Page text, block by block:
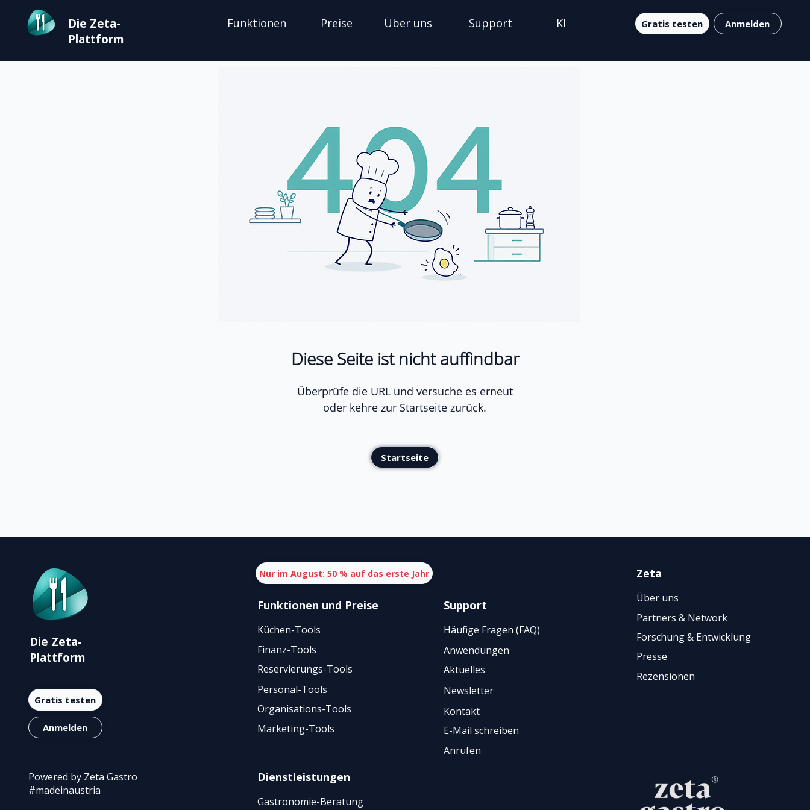
Die Zeta-
Plattform
Funktionen Preise Über uns Support KI Gratis testen Anmelden
Diese Seite ist nicht auffindbar
Überprüfe die URL und versuche es erneut
oder kehre zur Startseite zurück.
Startseite
Die Zeta-
Plattform
Gratis testen
Anmelden
Powered by Zeta Gastro
#madeinaustria
Nur im August: 50 % auf das erste Jahr
Funktionen und Preise
Küchen-Tools
Support
Häufige Fragen (FAQ)
Finanz-Tools
Reservierungs-Tools
Personal-Tools
Organisations-Tools
Marketing-Tools
Aktuelles
Newsletter
Kontakt
E-Mail schreiben
Anrufen
Dienstleistungen
Gastronomie-Beratung
Zeta
Über uns
Partners & Network
Forschung & Entwicklung
Presse
Rezensionen
Anwendungen